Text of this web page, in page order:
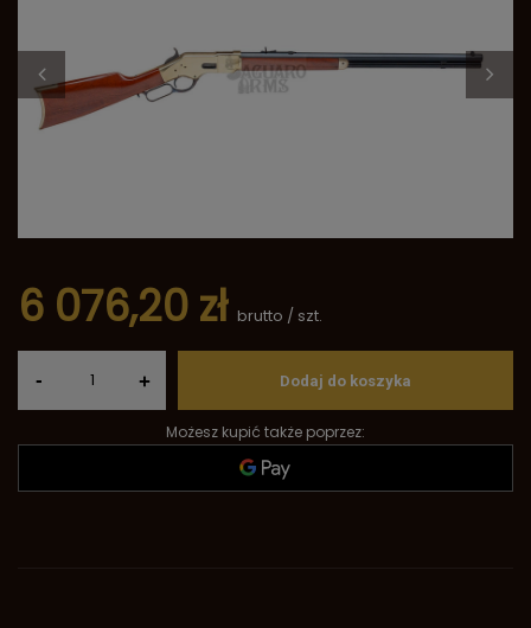
6 076,20 zł brutto / szt.
- + Dodaj do koszyka
Możesz kupić także poprzez: